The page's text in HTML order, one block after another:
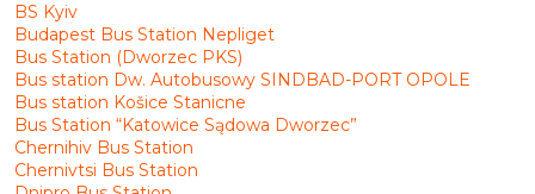
BS Kyiv
Budapest Bus Station Nepliget
Bus Station (Dworzec PKS)
Bus station Dw. Autobusowy SINDBAD-PORT OPOLE
Bus station Košice Stanicne
Bus Station “Katowice Sądowa Dworzec”
Chernihiv Bus Station
Chernivtsi Bus Station